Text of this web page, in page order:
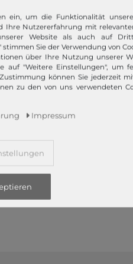
Modetrends. Und das 365
wie TOMMY HILFIGER,
BERLIN.
schnell per
ein, um die Funktionalität
Ihre Nutzererfahrung mit
Website als auch auf
Sie der Verwendung von
über Ihre Nutzung unserer
auf "Weitere Einstellungen", um
können Sie jederzeit
zu den von uns verwendeten
Impressum